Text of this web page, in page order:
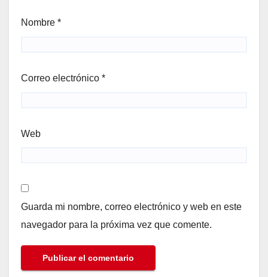
Nombre *
Correo electrónico *
Web
Guarda mi nombre, correo electrónico y web en este
navegador para la próxima vez que comente.